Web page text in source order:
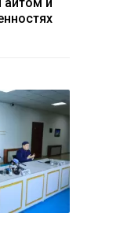
айтом и